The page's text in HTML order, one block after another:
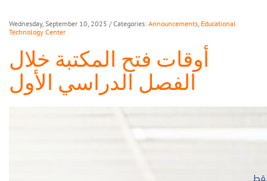
Wednesday, September 10, 2025 / Categories: Announcements Educational
Technology Center
أوقات فتح المكتبة خلال
الفصل الدراسي الأول